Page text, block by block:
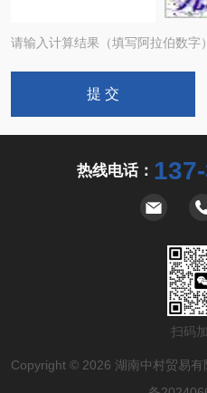
请输入计算结果（填写阿拉伯数字
热线电话：
扫码
Copyright © 2026 湖南中村贸易